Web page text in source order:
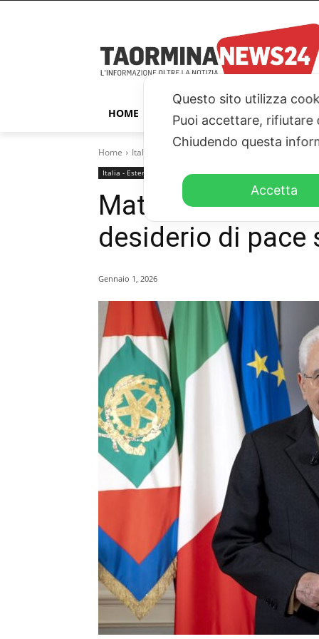
HOME TAORMINA ITALIA –
Home Italia - Esteri Mattarella: "Il 2025 anno non
Italia - Esteri Parlamento
Mattarella: “Il
desiderio di pace
Gennaio 1, 2026
Questo sito utilizza
Puoi accettare,
Chiudendo questa
Accetta